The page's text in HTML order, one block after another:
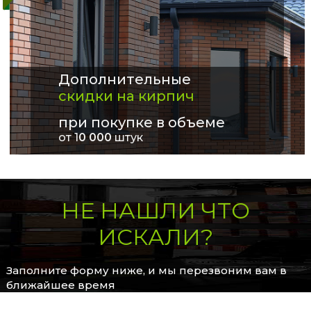
Дополнительные
скидки на кирпич
при покупке в объеме
от 10 000штук
НЕ НАШЛИ ЧТО
ИСКАЛИ?
Заполните форму ниже, и мы перезвоним вам в
ближайшее время